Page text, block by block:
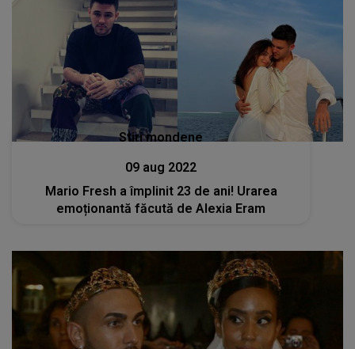
Stiri mondene
09 aug 2022
Mario Fresh a împlinit 23 de ani! Urarea
emoționantă făcută de Alexia Eram